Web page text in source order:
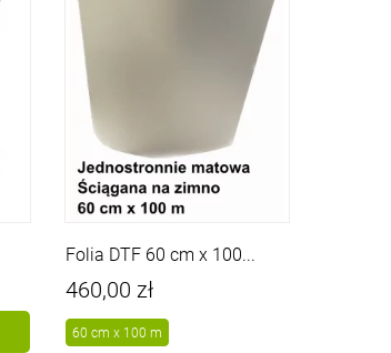
Folia DTF 60 cm x 100...
Cena
460,00 zł
60 cm x 100 m